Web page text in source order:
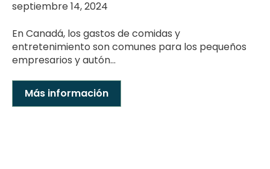
septiembre 14, 2024
En Canadá, los gastos de comidas y
entretenimiento son comunes para los pequeños
empresarios y autón...
Más información